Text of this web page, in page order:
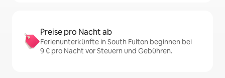
Preise pro Nacht ab
Ferienunterkünfte in South Fulton beginnen bei
9 € pro Nacht vor Steuern und Gebühren.